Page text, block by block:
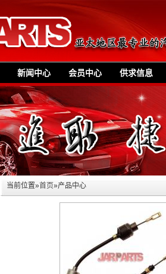
新闻中心 会员中心 供求信息
当前位置»首页»产品中心